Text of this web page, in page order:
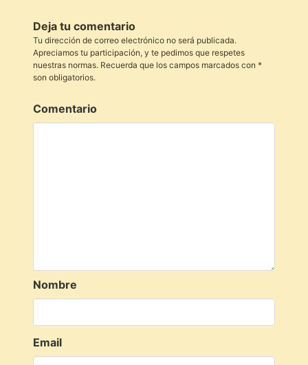
Deja tu comentario
Tu dirección de correo electrónico no será publicada.
Apreciamos tu participación, y te pedimos que respetes
nuestras normas. Recuerda que los campos marcados con *
son obligatorios.
Comentario
Nombre
Email